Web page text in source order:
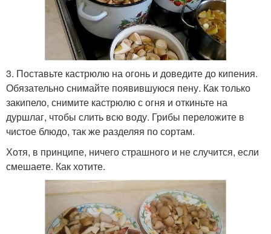
3. Поставьте кастрюлю на огонь и доведите до кипения.
Обязательно снимайте появившуюся пену. Как только
закипело, снимите кастрюлю с огня и откиньте на
дуршлаг, чтобы слить всю воду. Грибы переложите в
чистое блюдо, так же разделяя по сортам.
Хотя, в принципе, ничего страшного и не случится, если
смешаете. Как хотите.